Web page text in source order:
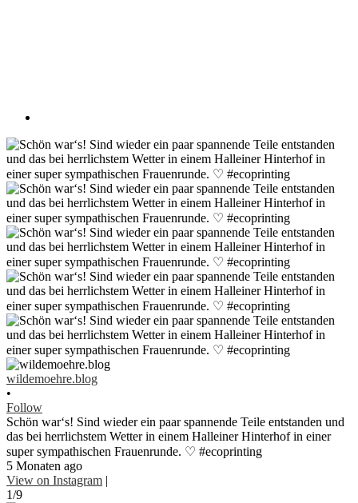
wildemoehre.blog
•
Follow
Schön war‘s! Sind wieder ein paar spannende Teile entstanden und
das bei herrlichstem Wetter in einem Halleiner Hinterhof in einer
super sympathischen Frauenrunde. ♡ #ecoprinting
5 Monaten ago
View on Instagram |
1/9